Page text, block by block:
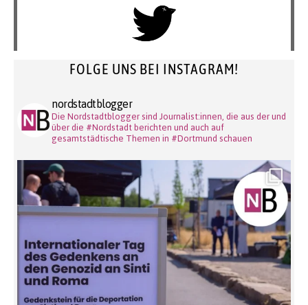
FOLGE UNS BEI INSTAGRAM!
nordstadtblogger
Die Nordstadtblogger sind Journalist:innen, die aus der und
über die #Nordstadt berichten und auch auf
gesamtstädtische Themen in #Dortmund schauen